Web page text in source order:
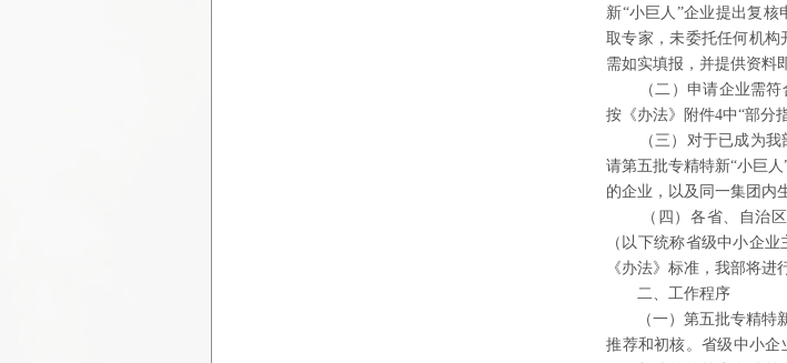
新“小巨人”企业提出复
取专家，未委托任何机构
需如实填报，并提供资料
（二）申请企业需
按《办法》附件4中“部分
（三）对于已成为
请第五批专精特新“小巨
的企业，以及同一集团内
（四）各省、自治
（以下统称省级中小企
《办法》标准，我部将进
二、工作程序
（一）第五批专精特
推荐和初核。省级中小企